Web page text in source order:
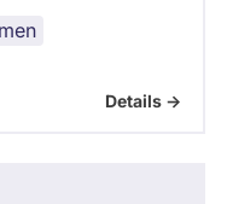
Details ->